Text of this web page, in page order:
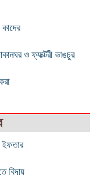
ও ফ্যাক্টরী ভাঙচুর
ইফতার
বিদায়